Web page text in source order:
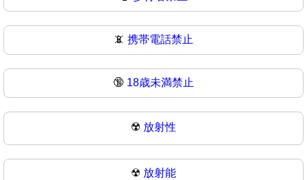
📵 携帯電話禁止
🔞 18歳未満禁止
☢️ 放射性
☢ 放射能